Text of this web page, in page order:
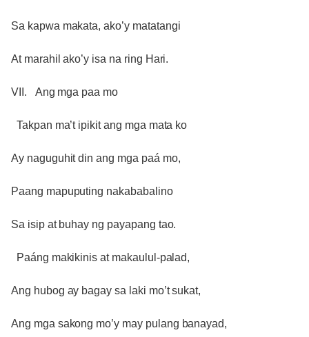
Sa kapwa makata, ako’y matatangi
At marahil ako’y isa na ring Hari.
VII. Ang mga paa mo
Takpan ma’t ipikit ang mga mata ko
Ay naguguhit din ang mga paá mo,
Paang mapuputing nakababalino
Sa isip at buhay ng payapang tao.
Paáng makikinis at makaulul-palad,
Ang hubog ay bagay sa laki mo’t sukat,
Ang mga sakong mo’y may pulang banayad,